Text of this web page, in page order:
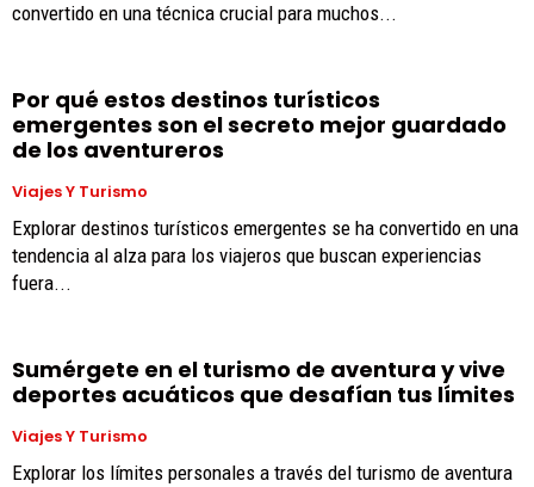
convertido en una técnica crucial para muchos...
Por qué estos destinos turísticos
emergentes son el secreto mejor guardado
de los aventureros
Viajes Y Turismo
Explorar destinos turísticos emergentes se ha convertido en una
tendencia al alza para los viajeros que buscan experiencias
fuera...
Sumérgete en el turismo de aventura y vive
deportes acuáticos que desafían tus límites
Viajes Y Turismo
Explorar los límites personales a través del turismo de aventura